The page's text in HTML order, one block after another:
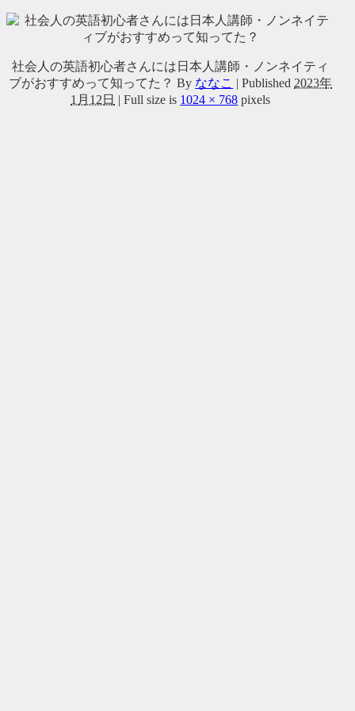
社会人の英語初心者さんには日本人講師・ノンネイティ
ブがおすすめって知ってた？ By ななこ | Published 2023年
1月12日 | Full size is 1024 × 768 pixels